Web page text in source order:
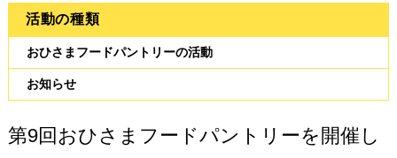
活動の種類
おひさまフードパントリーの活動
お知らせ
第9回おひさまフードパントリーを開催し